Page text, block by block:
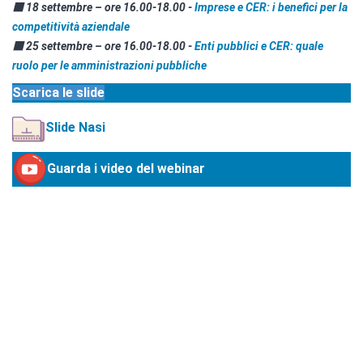
🟧 18 settembre – ore 16.00-18.00 -Imprese e CER: i benefici per la
competitività aziendale
🟪 25 settembre – ore 16.00-18.00 -Enti pubblici e CER: quale
ruolo per le amministrazioni pubbliche
Scarica le slide
Slide Nasi
Guarda i video del webinar